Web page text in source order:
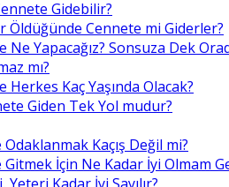
Gidebilir?
Öldüğünde Cennete mi Giderler?
Ne Yapacağız? Sonsuza Dek
mı?
Herkes Kaç Yaşında Olacak?
Giden Tek Yol mudur?
Kaçış Değil mi?
Gitmek İçin Ne Kadar İyi Olmam